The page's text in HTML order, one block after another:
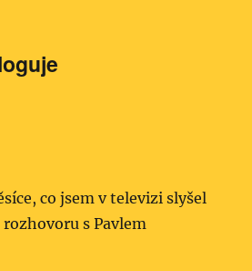
co jsem v televizi slyšel
s Pavlem